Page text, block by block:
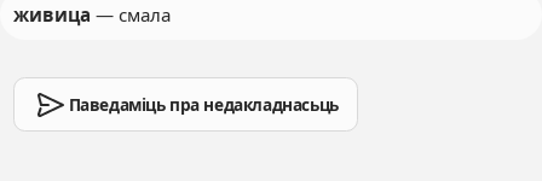
живица — смала
Паведаміць пра недакладнасьць